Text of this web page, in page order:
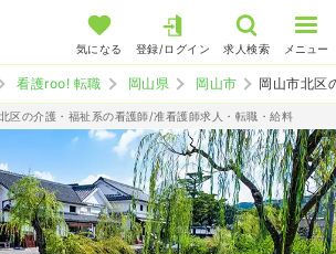
気になる 登録/ログイン 求人検索 メニュー
看護roo! 転職 岡山県 岡山市 岡山市北区
区の介護・福祉系の看護師/准看護師求人・転職・給料